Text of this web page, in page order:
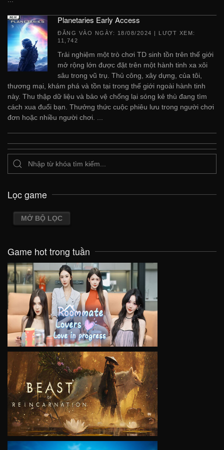
Planetaries Early Access
ĐĂNG VÀO NGÀY: 18/08/2024 | LƯỢT XEM:
11,742
Trải nghiệm một trò chơi TD sinh tồn trên thế giới
mở rộng lớn được đặt trên một hành tinh xa xôi
sâu trong vũ trụ. Thủ công, xây dựng, của tôi,
thương mại, khám phá và tồn tại trong thế giới ngoài hành tinh
này. Thu thập dữ liệu và bảo vệ chống lại sóng kẻ thù đang tìm
cách xua đuổi bạn. Thưởng thức cuộc phiêu lưu trong người chơi
đơn hoặc nhiều người chơi. ...
Lọc game
MỞ BỘ LỌC
Game hot trong tuần
VIEW
VIEW